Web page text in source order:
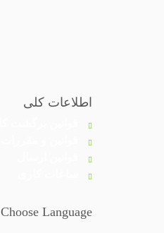
اطلاعات کلی
Choose Language